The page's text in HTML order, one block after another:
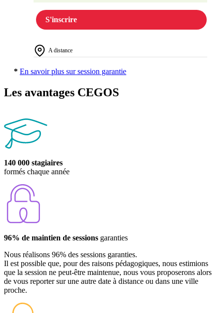
S'inscrire
A distance
* En savoir plus sur session garantie
Les avantages CEGOS
140 000 stagiaires
formés chaque année
96% de maintien de sessions garanties
Nous réalisons 96% des sessions garanties.
Il est possible que, pour des raisons pédagogiques, nous estimions
que la session ne peut-être maintenue, nous vous proposerons alors
de vous reporter sur une autre date à distance ou dans une ville
proche.